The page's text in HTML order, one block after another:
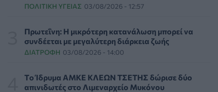
φωτοευαισθησίας - Χρήσιμες ερωταπαντήσεις
ΥΓΕΊΑ 05/08/2026 - 20:42
δάσους κάηκαν σε λίγες μόνο μέρες
ΕΠΙΚΑΙΡΌΤΗΤΑ 05/08/2026 - 20:16
ΠΟΛΙΤΙΚΉ ΥΓΕΊΑΣ 03/08/2026 - 12:57
Πρωτεΐνη: Η μικρότερη κατανάλωση μπορεί να
συνδέεται με μεγαλύτερη διάρκεια ζωής
ΔΙΑΤΡΟΦΉ 03/08/2026 - 14:00
Tο Ίδρυμα ΑΜΚΕ ΚΛΕΩΝ ΤΣΕΤΗΣ δώρισε δύο
απινιδωτές στο Λιμεναρχείο Μυκόνου